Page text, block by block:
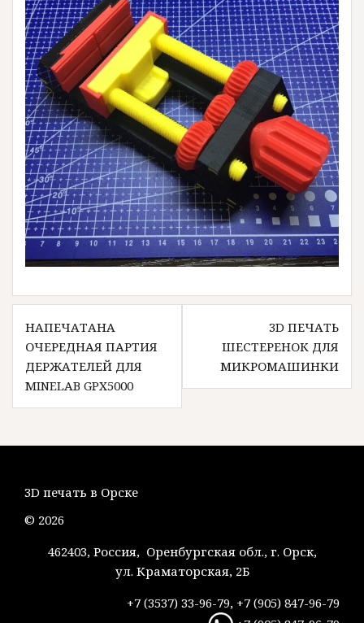
Навигация
по
записям
НАПЕЧАТАНА
ОЧЕРЕДНАЯ ПАРТИЯ
ДЕРЖАТЕЛЕЙ ДЛЯ
MINELAB GPX5000
3D ПЕЧАТЬ
ШЕСТЕРЕНОК ДЛЯ
МИКРОМАШИНКИ
3D печать в Орске
© 2026
462403, Россия, Оренбургская обл., г. Орск,
ул. Краматорская, 2Б
+7 (3537) 33-96-79, +7 (905) 847-96-79